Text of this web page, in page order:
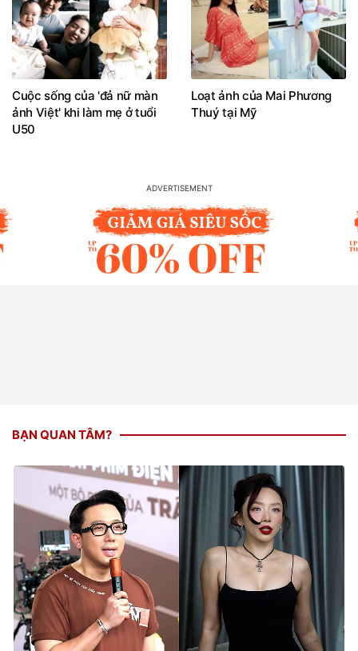
Cuộc sống của 'đả nữ màn
ảnh Việt' khi làm mẹ ở tuổi
U50
Loạt ảnh của Mai Phương
Thuý tại Mỹ
BẠN QUAN TÂM?